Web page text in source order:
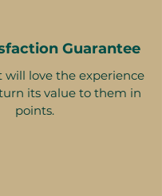
Guarantee
will love the experience
its value to them in
points.